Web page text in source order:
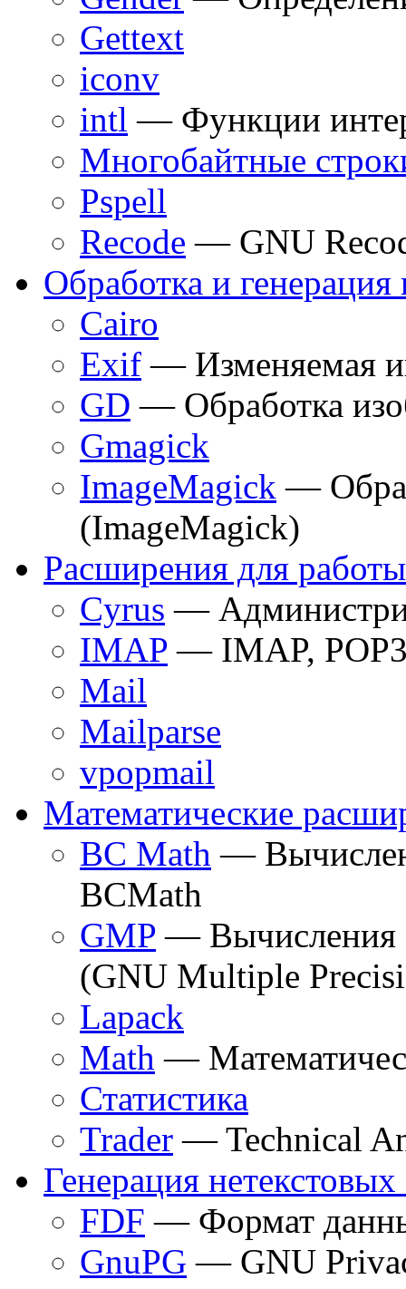
Gettext
iconv
intl — Функции
Многобайтные
Pspell
Recode — GNU
Обработка и
Cairo
Exif — Изменяемая
GD — Обработка
Gmagick
ImageMagick —
(ImageMagick)
Расширения для
Cyrus —
IMAP — IMAP,
Mail
Mailparse
vpopmail
Математические
BC Math —
BCMath
GMP — Вычисления
(GNU Multiple
Lapack
Math —
Статистика
Trader — Technical
Генерация
FDF — Формат
GnuPG — GNU